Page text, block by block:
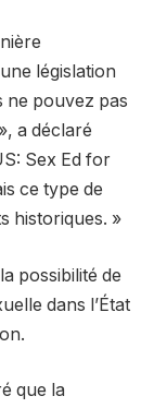
législation
ne pouvez pas
a déclaré
Sex Ed for
ce type de
historiques. »
possibilité de
dans l’État
que la